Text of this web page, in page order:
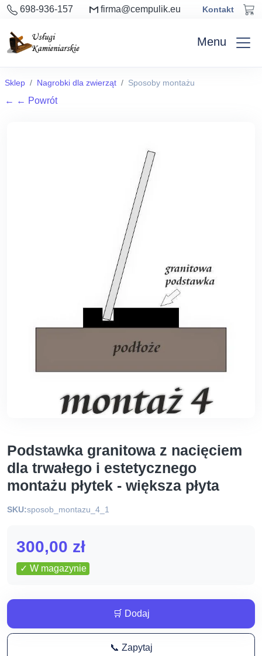
698-936-157 firma@cempulik.eu Kontakt
Menu
Sklep Nagrobki dla zwierząt Sposoby montażu
← ← Powrót
Podstawka granitowa z nacięciem
dla trwałego i estetycznego
montażu płytek - większa płyta
SKU:sposob_montazu_4_1
300,00 zł
✓ W magazynie
🛒 Dodaj
📞 Zapytaj